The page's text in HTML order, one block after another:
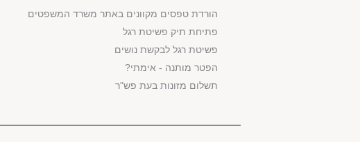
הורדת טפסים מקוונים באתר משרד המשפטים
פתיחת תיק פשיטת רגל
פשיטת רגל לבקשת נושים
הפטר מותנה - אימתי?
תשלום מזונות בעת פש"ר